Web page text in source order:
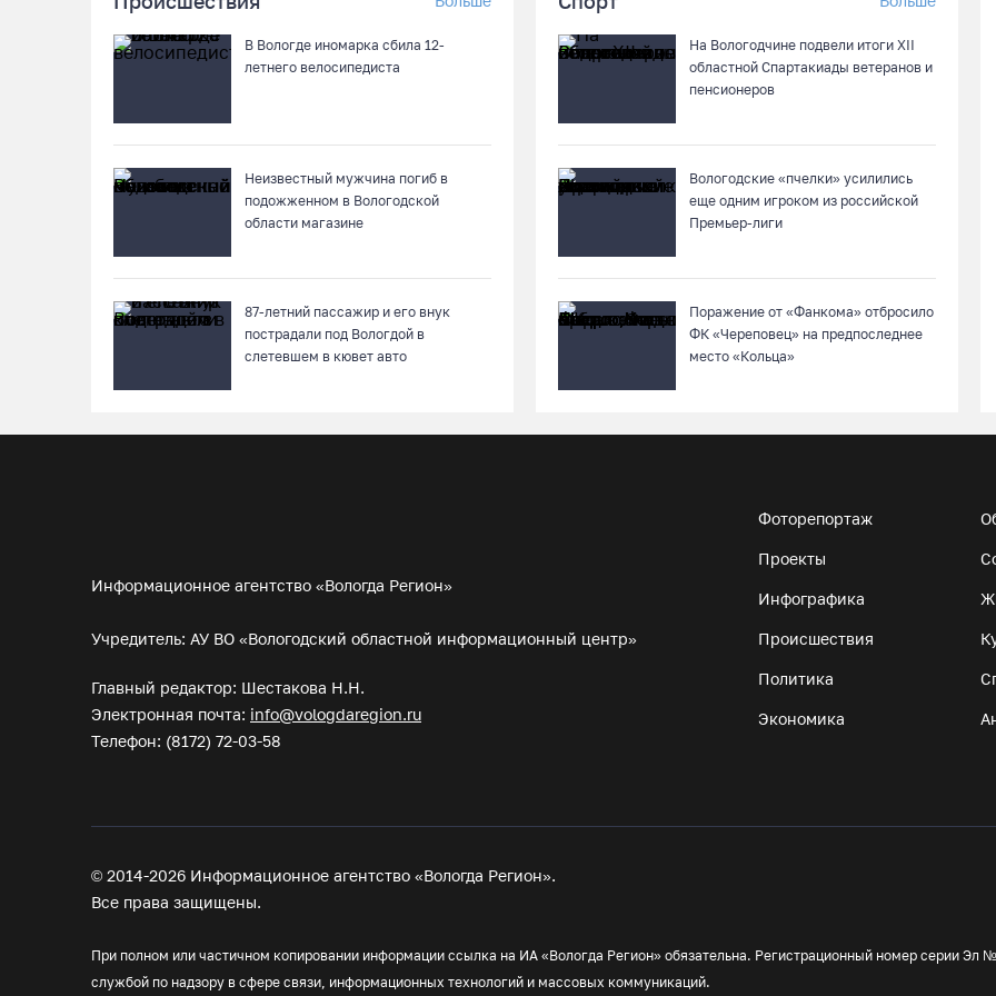
В Вологде иномарка сбила 12-
летнего велосипедиста
Неизвестный мужчина погиб в
подожженном в Вологодской
области магазине
87-летний пассажир и его внук
пострадали под Вологдой в
слетевшем в кювет авто
На Вологодчине подвели итоги XII
областной Спартакиады ветеранов и
пенсионеров
Вологодские «пчелки» усилились
еще одним игроком из российской
Премьер-лиги
Поражение от «Фанкома» отбросило
ФК «Череповец» на предпоследнее
место «Кольца»
Информационное агентство «Вологда Регион»
Учредитель: АУ ВО «Вологодский областной информационный центр»
Главный редактор: Шестакова Н.Н.
Электронная почта: info@vologdaregion.ru
Телефон: (8172) 72-03-58
Фоторепортаж
Проекты
Инфографика
Происшествия
Политика
Экономика
© 2014-2026 Информационное агентство «Вологда Регион».
Все права защищены.
При полном или частичном копировании информации ссылка на ИА «Вологда Регион» обязательна. Регистрационный номер серии Эл
службой по надзору в сфере связи, информационных технологий и массовых коммуникаций.